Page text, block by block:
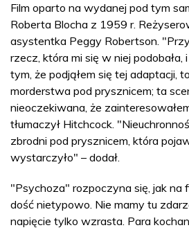
Film oparto na wydanej pod tym
Roberta Blocha z 1959 r.
asystentka Peggy Robertson.
rzecz, która mi się w niej podobała,
tym, że podjąłem się tej adaptacji,
morderstwa pod prysznicem; ta
nieoczekiwana, że
tłumaczył Hitchcock.
zbrodni pod prysznicem, która
wystarczyło" – dodał.
"Psychoza" rozpoczyna się, jak na
dość nietypowo. Nie mamy tu
napięcie tylko wzrasta. Para